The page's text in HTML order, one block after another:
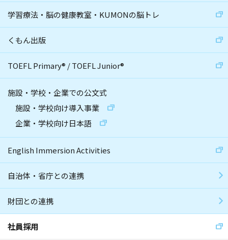
学習療法・脳の健康教室・KUMONの脳トレ
くもん出版
TOEFL Primary® /TOEFL Junior®
施設・学校・企業での公文式
施設・学校向け導入事業
企業・学校向け日本語
English Immersion Activities
自治体・省庁との連携
財団との連携
社員採用